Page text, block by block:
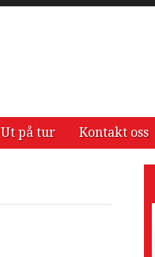
Ut på tur Kontakt oss